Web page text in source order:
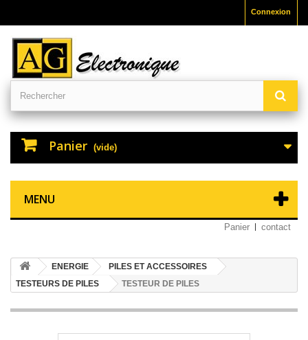
Connexion
Panier (vide)
MENU
Panier contact
ENERGIE
PILES ET ACCESSOIRES
TESTEURS DE PILES
TESTEUR DE PILES